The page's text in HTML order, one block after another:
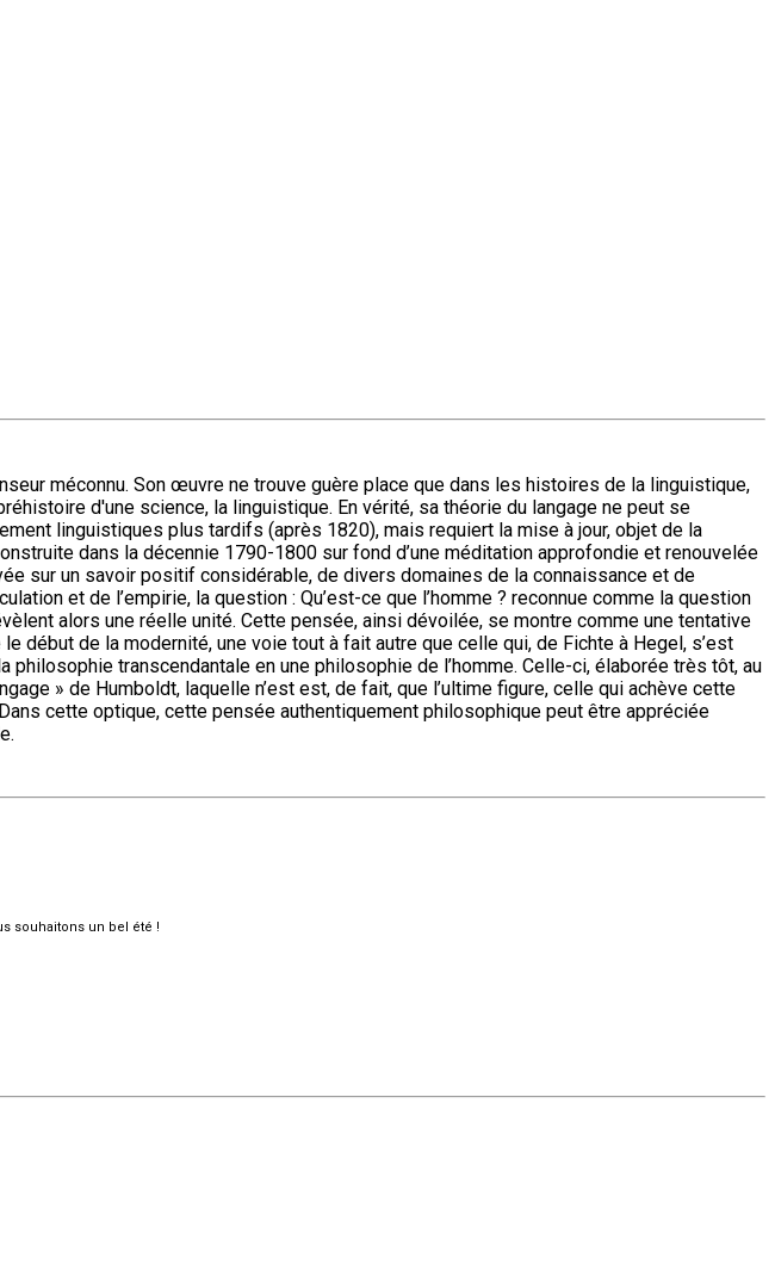
méconnu. Son œuvre ne trouve guère place que dans les histoires de la linguistique,
d'une science, la linguistique. En vérité, sa théorie du langage ne peut se
linguistiques plus tardifs (après 1820), mais requiert la mise à jour, objet de la
dans la décennie 1790-1800 sur fond d’une méditation approfondie et renouvelée
sur un savoir positif considérable, de divers domaines de la connaissance et de
et de l’empirie, la question : Qu’est-ce que l’homme ? reconnue comme la question
alors une réelle unité. Cette pensée, ainsi dévoilée, se montre comme une tentative
de la modernité, une voie tout à fait autre que celle qui, de Fichte à Hegel, s’est
transcendantale en une philosophie de l’homme. Celle-ci, élaborée très tôt, au
» de Humboldt, laquelle n’est est, de fait, que l’ultime figure, celle qui achève cette
cette optique, cette pensée authentiquement philosophique peut être appréciée
souhaitons un bel été !